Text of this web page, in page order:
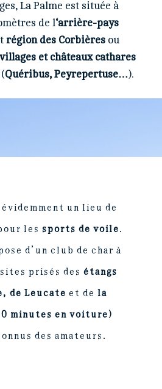
La Palme est située à
de l‘arrière-pays
région des Corbières ou
et châteaux cathares
Quéribus, Peyrepertuse…).
un lieu de
les sports de voile.
d’un club de char à
prisés des étangs
de Leucate et de la
minutes en voiture)
des amateurs.